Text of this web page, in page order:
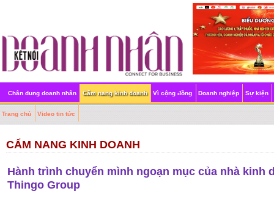
Chân dung doanh nhân Cẩm nang kinh doanh Vì cộng đồng Doanh nghiệp Sự kiện
Trang chủ Video tin tức
CẨM NANG KINH DOANH
Hành trình chuyển mình ngoạn mục của nhà kinh
Thingo Group